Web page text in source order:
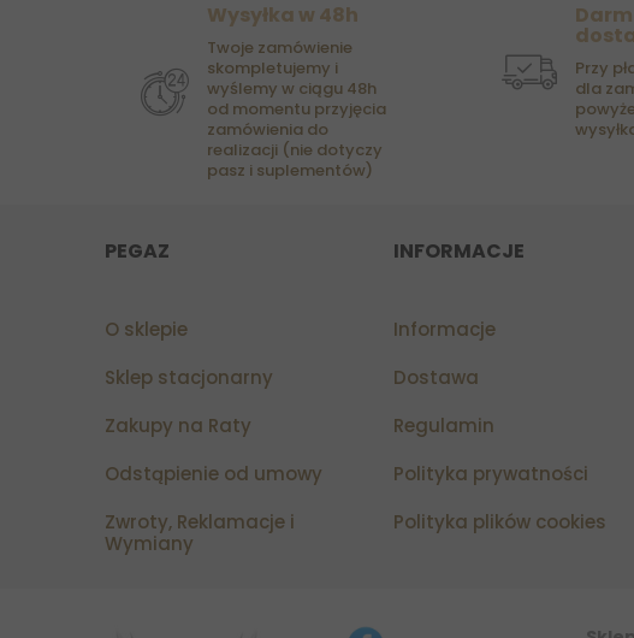
Wysyłka w 48h
Twoje zamówienie
skompletujemy i
wyślemy w ciągu 48h
od momentu przyjęcia
zamówienia do
realizacji (nie dotyczy
pasz i suplementów)
Przy
dla
PEGAZ
O sklepie
Sklep stacjonarny
Zakupy na Raty
Odstąpienie od umowy
Zwroty, Reklamacje i
Wymiany
INFORMACJE
Informacje
Dostawa
Regulamin
Polityka prywatności
Polityka plików cookies